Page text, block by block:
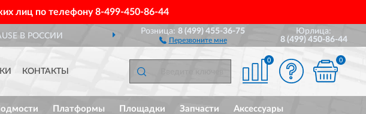
лиц по телефону8-499-450-86-44
В РОССИИ ДОСТАВИМ ПО ВСЕЙ РОССИИ
Розница:8 (499) 455-36-75
Перезвоните мне
Юрлица:
8 (499) 450-86-44
КОНТАКТЫ
0 0
Платформы Площадки Запчасти Аксессуары